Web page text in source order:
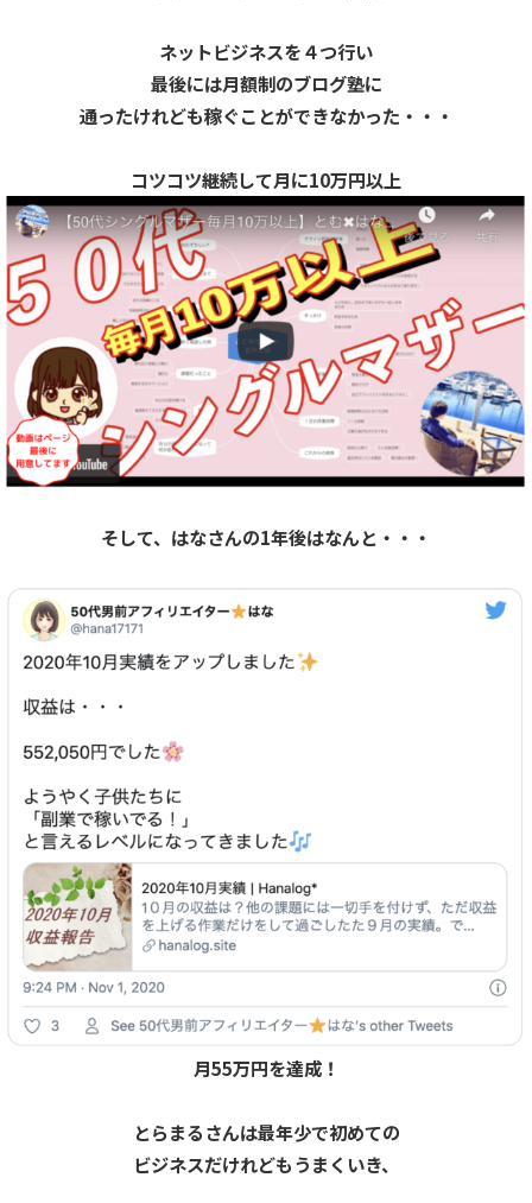
ネットビジネスを４つ行い
最後には月額制のブログ塾に
通ったけれども稼ぐことができなかった・・・
コツコツ継続して月に10万円以上
そして、はなさんの1年後はなんと・・・
月55万円を達成！
とらまるさんは最年少で初めての
ビジネスだけれどもうまくいき、